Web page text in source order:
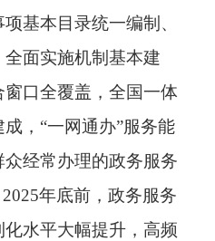
基本目录统一编制、
面实施机制基本建
口全覆盖，全国一体
，“一网通办”服务能
经常办理的政务服务
年底前，政务服务
水平大幅提升，高频